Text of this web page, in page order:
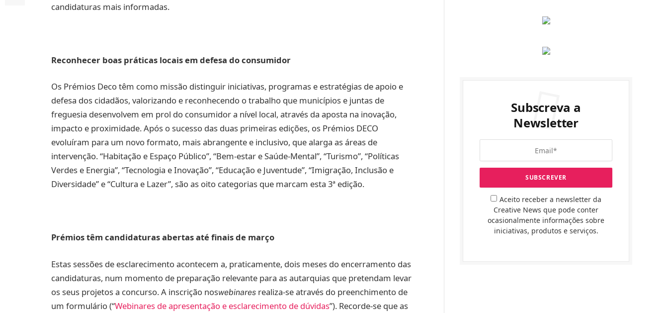
candidaturas mais informadas.
Reconhecer boas práticas locais em defesa do consumidor
Os Prémios Deco têm como missão distinguir iniciativas, programas e estratégias de apoio e
defesa dos cidadãos, valorizando e reconhecendo o trabalho que municípios e juntas de
freguesia desenvolvem em prol do consumidor a nível local, através da aposta na inovação,
impacto e proximidade. Após o sucesso das duas primeiras edições, os Prémios DECO
evoluíram para um novo formato, mais abrangente e inclusivo, que alarga as áreas de
intervenção. “Habitação e Espaço Público”, “Bem-estar e Saúde-Mental”, “Turismo”, “Políticas
Verdes e Energia”, “Tecnologia e Inovação”, “Educação e Juventude”, “Imigração, Inclusão e
Diversidade” e “Cultura e Lazer”, são as oito categorias que marcam esta 3ª edição.
Prémios têm candidaturas abertas até finais de março
Estas sessões de esclarecimento acontecem a, praticamente, dois meses do encerramento das
candidaturas, num momento de preparação relevante para as autarquias que pretendam levar
os seus projetos a concurso. A inscrição noswebinares realiza-se através do preenchimento de
um formulário (“Webinares de apresentação e esclarecimento de dúvidas”). Recorde-se que as
Subscreva a
Newsletter
Aceito receber a newsletter da
Creative News que pode conter
ocasionalmente informações sobre
iniciativas, produtos e serviços.